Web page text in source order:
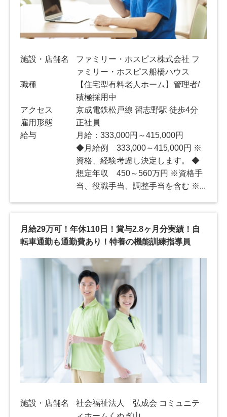
施設・店舗名
ファミリー・ホスピス株式会社 フ
ァミリー・ホスピス船橋ハウス
職種
【住宅型有料老人ホーム】管理者/
積極採用中
アクセス
京成電鉄松戸線 習志野駅 徒歩4分
雇用形態
正社員
給与
月給：333,000円～415,000円
◆月給例 333,000～415,000円 ※
資格、経験考慮し決定します。 ◆
想定年収 450～560万円 ※資格手
当、役職手当、調整手当を含む ※...
月給29万可！年休110日！賞与2.8ヶ月分実績！自
転車通勤も通勤費あり！特養の機能訓練指導員
施設・店舗名
社会福祉法人 弘成会 コミュニテ